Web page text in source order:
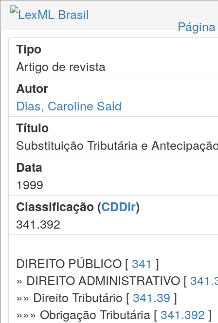
Tipo
Artigo de revista
Autor
Dias, Caroline Said
Título
Substituição Tributária e
Data
1999
Classificação (CDDir)
341.392
DIREITO PÚBLICO [ 341 ]
» DIREITO ADMINISTRATIVO [
»» Direito Tributário [ 341.39 ]
»»» Obrigação Tributária [ 341.392 ]